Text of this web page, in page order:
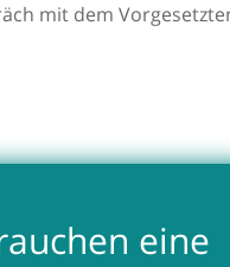
mit dem
eine